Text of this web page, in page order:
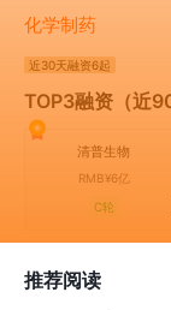
化学制药
近30天融资6起
TOP3融资（近
清普生物
RMB¥6亿
C轮
推荐阅读